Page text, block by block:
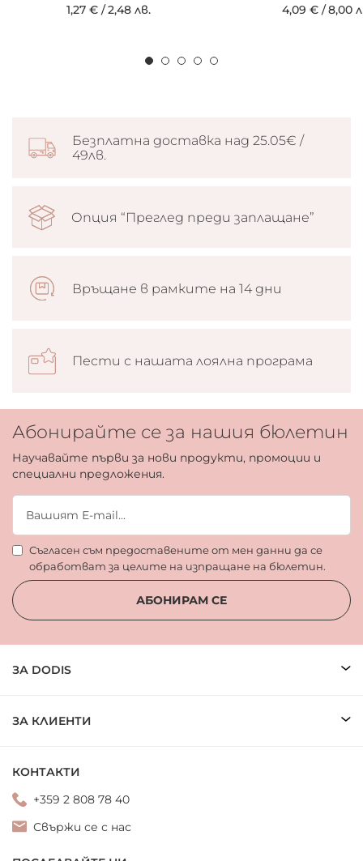
1,27 € /2,48 лв. 4,09 €/8,00
Безплатна доставка над 25.05€ /
49лв.
Опция “Преглед преди заплащане”
Връщане в рамките на 14 дни
Пести с нашата лоялна програма
Абонирайте се за нашия бюлетин
Научавайте първи за нови продукти, промоции и
специални предложения.
Съгласен съм предоставените от мен данни да се
обработват за целите на изпращане на бюлетин.
АБОНИРАМ СЕ
ЗА DODIS
ЗА КЛИЕНТИ
КОНТАКТИ
+359 2 808 78 40
Свържи се с нас